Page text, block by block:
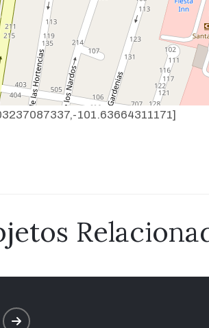
101.63664311171]
next